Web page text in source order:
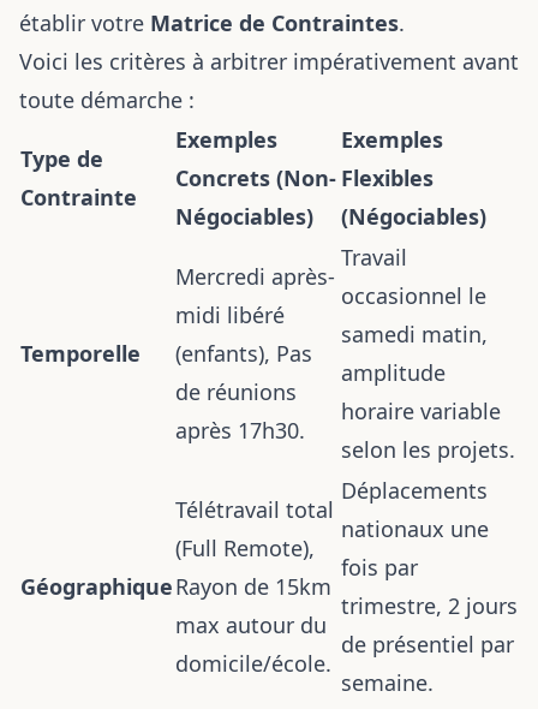
établir votre Matrice de Contraintes.
Voici les critères à arbitrer impérativement avant
toute démarche :
Type de
Contrainte
Exemples
Concrets (Non-
Négociables)
Exemples
Flexibles
(Négociables)
Temporelle
Mercredi après-
midi libéré
(enfants), Pas
de réunions
après 17h30.
Travail
occasionnel le
samedi matin,
amplitude
horaire variable
selon les projets.
Géographique
Télétravail total
(Full Remote),
Rayon de 15km
max autour du
domicile/école.
Déplacements
nationaux une
fois par
trimestre, 2 jours
de présentiel par
semaine.